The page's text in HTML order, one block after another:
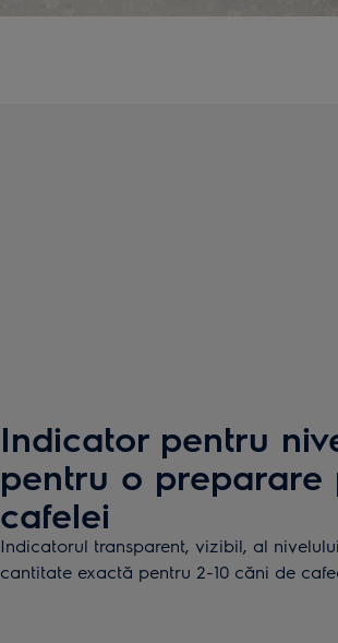
Indicator pentru
pentru o preparare
cafelei
Indicatorul transparent, vizibil, al
cantitate exactă pentru 2-10 căni de